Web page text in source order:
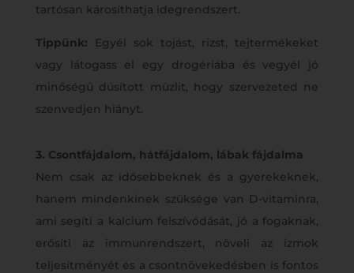
tartósan károsíthatja idegrendszert.
Tippünk: Egyél sok tojást, rizst, tejtermékeket
vagy látogass el egy drogériába és vegyél jó
minőségű dúsított müzlit, hogy szervezeted ne
szenvedjen hiányt.
3. Csontfájdalom, hátfájdalom, lábak fájdalma
Nem csak az idősebbeknek és a gyerekeknek,
hanem mindenkinek szüksége van D-vitaminra,
ami segíti a kalcium felszívódását, jó a fogaknak,
erősíti az immunrendszert, növeli az izmok
teljesítményét és a csontnövekedésben is fontos